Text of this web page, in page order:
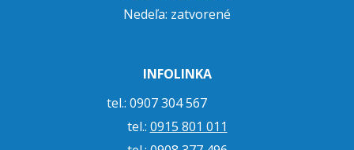
Nedeľa: zatvorené
INFOLINKA
tel.: 0907 304 567
tel.: 0915 801 011